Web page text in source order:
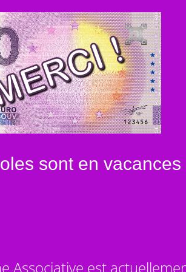
sont en vacances
Associative est